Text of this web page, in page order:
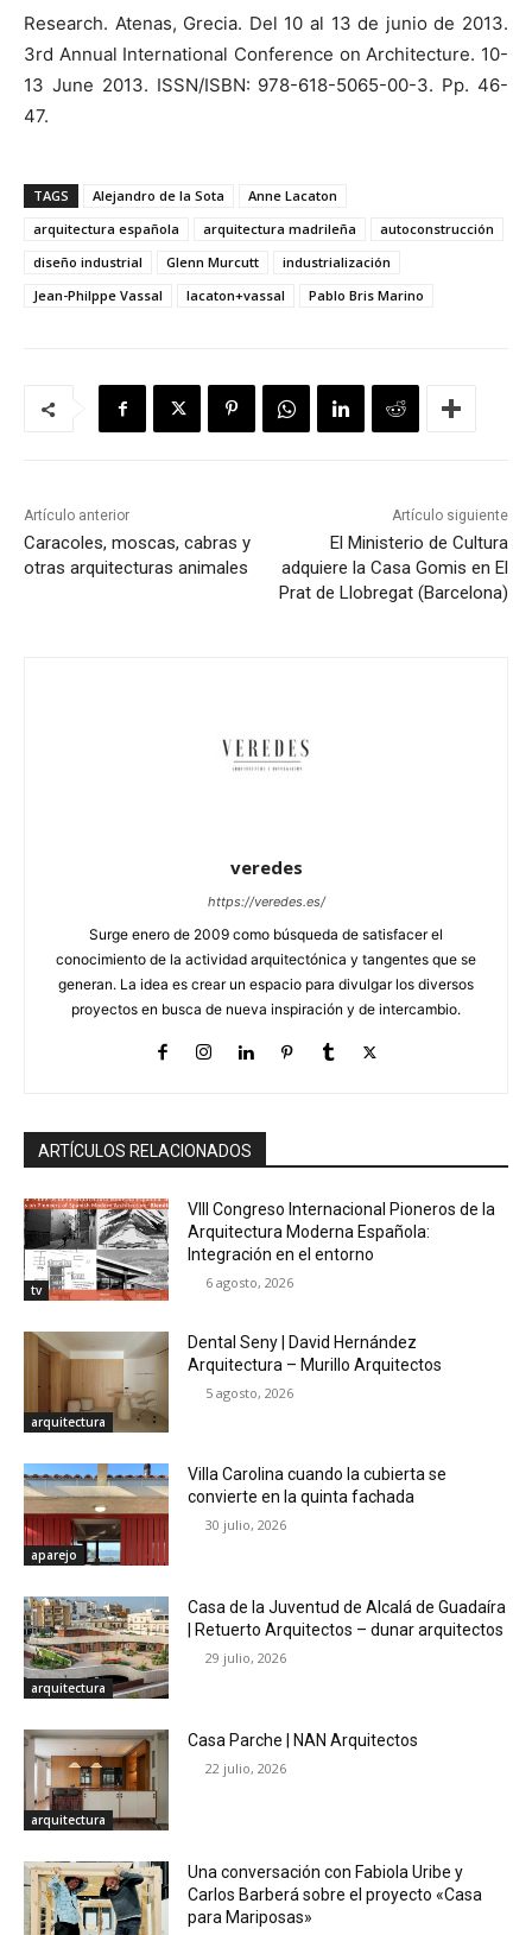
Research. Atenas, Grecia. Del 10 al 13 de junio de 2013.
3rd Annual International Conference on Architecture. 10-
13 June 2013. ISSN/ISBN: 978-618-5065-00-3. Pp. 46-
47.
TAGS Alejandro de la Sota
Anne Lacaton
arquitectura española
arquitectura madrileña
autoconstrucción
diseño industrial
Glenn Murcutt
industrialización
Jean-Philppe Vassal
lacaton+vassal Pablo Bris Marino
Artículo anterior
Caracoles, moscas, cabras y
otras arquitecturas animales
Artículo siguiente
El Ministerio de Cultura
adquiere la Casa Gomis en El
Prat de Llobregat (Barcelona)
veredes
https://veredes.es/
Surge enero de 2009 como búsqueda de satisfacer el
conocimiento de la actividad arquitectónica y tangentes que se
generan. La idea es crear un espacio para divulgar los diversos
proyectos en busca de nueva inspiración y de intercambio.
ARTÍCULOS RELACIONADOS
tv
VIII Congreso Internacional Pioneros de la
Arquitectura Moderna Española:
Integración en el entorno
6 agosto, 2026
arquitectura
Dental Seny | David Hernández
Arquitectura – Murillo Arquitectos
5 agosto, 2026
aparejo
Villa Carolina cuando la cubierta se
convierte en la quinta fachada
30 julio, 2026
arquitectura
Casa de la Juventud de Alcalá de Guadaíra
| Retuerto Arquitectos – dunar arquitectos
29 julio, 2026
arquitectura
Casa Parche | NAN Arquitectos
22 julio, 2026
Una conversación con Fabiola Uribe y
Carlos Barberá sobre el proyecto «Casa
para Mariposas»